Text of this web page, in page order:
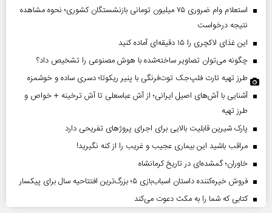
استعلام وام ضروری ۷۵ میلیون تومانی بازنشستگان کشوری؛ نحوه مشاهده
نتیجه درخواست
این غذای لاکچری را ۱۵ دقیقه‌ای آماده کنید
چگونه می‌توان تصاویر ساخته‌شده با هوش مصنوعی را تشخیص داد؟
طرز تهیه تارت فلپ‌جک توت‌فرنگی با پنیر ریکوتا؛ دسری ساده و خوشمزه
آشنایی با آش‌های اصیل ایرانی؛ از آش عباسعلی تا آش ترخینه + خواص و
طرز تهیه
پارک شیرین قابلیت‌ بالایی برای اجرای پروژهای تفریحی دارد
مراقب باشید این بیماری عجیب و غریب را از کنه نگیرید!
خاوران؛ گمشده‌ای در تاریخ کرمانشاه
فروش خیره‌کننده داستان اسباب‌بازی ۵؛ بزرگ‌ترین افتتاحیه سال برای پیکسار
کتابی که شما را به مکث دعوت می‌کند